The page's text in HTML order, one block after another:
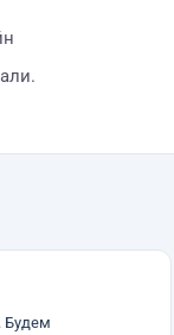
Будем